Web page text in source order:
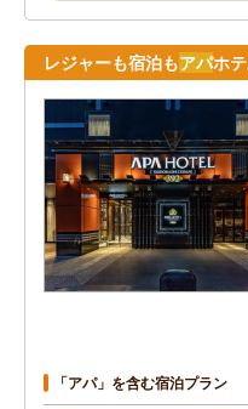
レジャーも宿泊もアパホ
「アパ」を含む宿泊プラン